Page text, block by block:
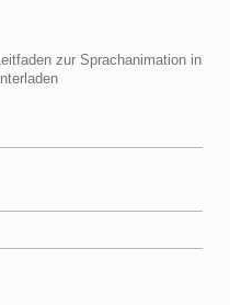
zur Sprachanimation in